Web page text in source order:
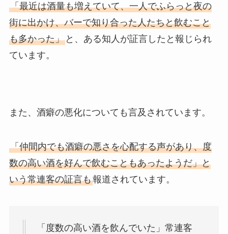
「最近は酒量も増えていて、一人でふらっと夜の
街に出かけ、バーで知り合った人たちと飲むこと
も多かった」と、ある知人が証言したと報じられ
ています。
また、酒癖の悪化についても言及されています。
「仲間内でも酒癖の悪さを心配する声があり、度
数の高い酒を好んで飲むこともあったようだ」と
いう常連客の証言も報道されています。
「度数の高い酒を飲んでいた」常連客